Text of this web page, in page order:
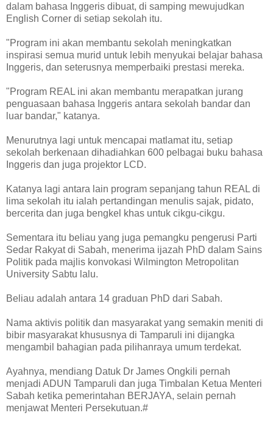
dalam bahasa Inggeris dibuat, di samping mewujudkan
English Corner di setiap sekolah itu.
"Program ini akan membantu sekolah meningkatkan
inspirasi semua murid untuk lebih menyukai belajar bahasa
Inggeris, dan seterusnya memperbaiki prestasi mereka.
"Program REAL ini akan membantu merapatkan jurang
penguasaan bahasa Inggeris antara sekolah bandar dan
luar bandar," katanya.
Menurutnya lagi untuk mencapai matlamat itu, setiap
sekolah berkenaan dihadiahkan 600 pelbagai buku bahasa
Inggeris dan juga projektor LCD.
Katanya lagi antara lain program sepanjang tahun REAL di
lima sekolah itu ialah pertandingan menulis sajak, pidato,
bercerita dan juga bengkel khas untuk cikgu-cikgu.
Sementara itu beliau yang juga pemangku pengerusi Parti
Sedar Rakyat di Sabah, menerima ijazah PhD dalam Sains
Politik pada majlis konvokasi Wilmington Metropolitan
University Sabtu lalu.
Beliau adalah antara 14 graduan PhD dari Sabah.
Nama aktivis politik dan masyarakat yang semakin meniti di
bibir masyarakat khususnya di Tamparuli ini dijangka
mengambil bahagian pada pilihanraya umum terdekat.
Ayahnya, mendiang Datuk Dr James Ongkili pernah
menjadi ADUN Tamparuli dan juga Timbalan Ketua Menteri
Sabah ketika pemerintahan BERJAYA, selain pernah
menjawat Menteri Persekutuan.#